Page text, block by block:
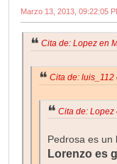
Marzo 13, 2013, 09:22:05
Cita de: Lopez en
Cita de: luis_112
Cita de: Lopez
Pedrosa es un
Lorenzo es